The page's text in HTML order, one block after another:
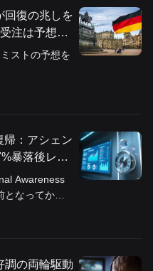
しました。
回復の兆しを
注は予想を
ラ支出がエ
ストの予想を
帰：アシェン
暴落後レバ
業に賭ける
Awareness
なってから
ルド・アッ
調の両輪駆動